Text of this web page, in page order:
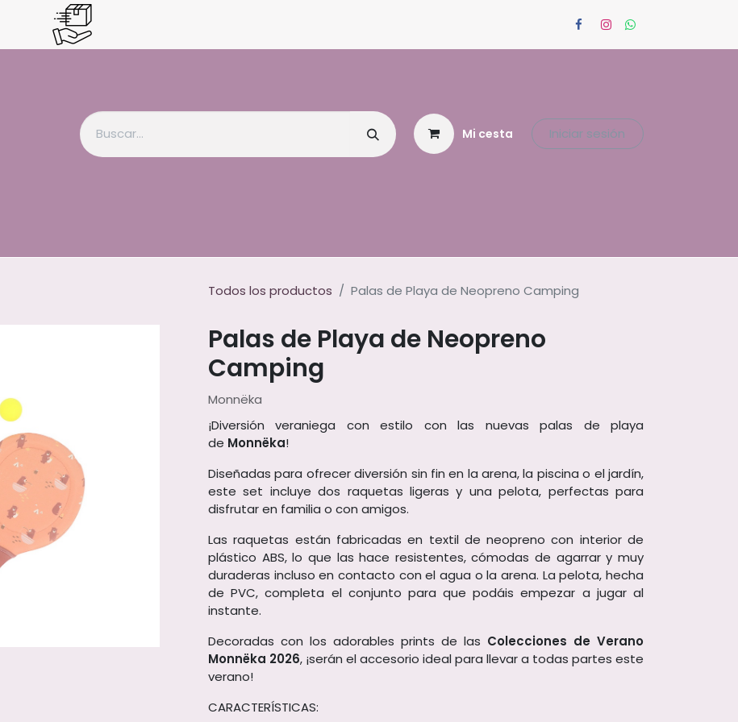
Mi cesta Iniciar sesión
Todos los productos Palas de Playa de Neopreno Camping
Palas de Playa de Neopreno
Camping
Monnëka
¡Diversión veraniega con estilo con las nuevas palas de playa
de Monnëka!
Diseñadas para ofrecer diversión sin fin en la arena, la piscina o el jardín,
este set incluye dos raquetas ligeras y una pelota, perfectas para
disfrutar en familia o con amigos.
Las raquetas están fabricadas en textil de neopreno con interior de
plástico ABS, lo que las hace resistentes, cómodas de agarrar y muy
duraderas incluso en contacto con el agua o la arena. La pelota, hecha
de PVC, completa el conjunto para que podáis empezar a jugar al
instante.
Decoradas con los adorables prints de las Colecciones de Verano
Monnëka 2026, ¡serán el accesorio ideal para llevar a todas partes este
verano!
CARACTERÍSTICAS: